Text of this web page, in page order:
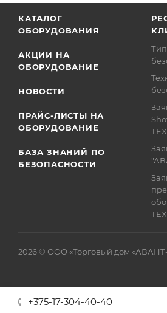
КАТАЛОГ
ОБОРУДОВАНИЯ
АКЦИИ НА
ОБОРУДОВАНИЕ
НОВОСТИ
ПРАЙС-ЛИСТЫ НА
ОБОРУДОВАНИЕ
БАЗА ЗНАНИЙ ПО
БЕЗОПАСНОСТИ
2026 © ООО «Торговый дом
+375-17-304-40-40